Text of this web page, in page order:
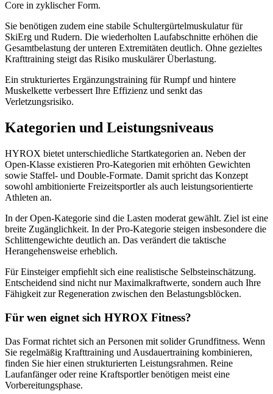
Core in zyklischer Form.
Sie benötigen zudem eine stabile Schultergürtelmuskulatur für
SkiErg und Rudern. Die wiederholten Laufabschnitte erhöhen die
Gesamtbelastung der unteren Extremitäten deutlich. Ohne gezieltes
Krafttraining steigt das Risiko muskulärer Überlastung.
Ein strukturiertes Ergänzungstraining für Rumpf und hintere
Muskelkette verbessert Ihre Effizienz und senkt das
Verletzungsrisiko.
Kategorien und Leistungsniveaus
HYROX bietet unterschiedliche Startkategorien an. Neben der
Open-Klasse existieren Pro-Kategorien mit erhöhten Gewichten
sowie Staffel- und Double-Formate. Damit spricht das Konzept
sowohl ambitionierte Freizeitsportler als auch leistungsorientierte
Athleten an.
In der Open-Kategorie sind die Lasten moderat gewählt. Ziel ist eine
breite Zugänglichkeit. In der Pro-Kategorie steigen insbesondere die
Schlittengewichte deutlich an. Das verändert die taktische
Herangehensweise erheblich.
Für Einsteiger empfiehlt sich eine realistische Selbsteinschätzung.
Entscheidend sind nicht nur Maximalkraftwerte, sondern auch Ihre
Fähigkeit zur Regeneration zwischen den Belastungsblöcken.
Für wen eignet sich HYROX Fitness?
Das Format richtet sich an Personen mit solider Grundfitness. Wenn
Sie regelmäßig Krafttraining und Ausdauertraining kombinieren,
finden Sie hier einen strukturierten Leistungsrahmen. Reine
Laufanfänger oder reine Kraftsportler benötigen meist eine
Vorbereitungsphase.